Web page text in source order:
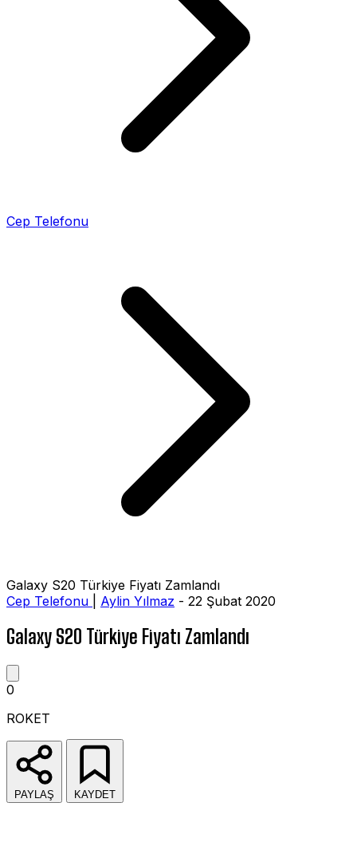
Cep Telefonu
Galaxy S20 Türkiye Fiyatı Zamlandı
Cep Telefonu
Aylin Yılmaz - 22 Şubat 2020
Galaxy S20 Türkiye Fiyatı Zamlandı
0
ROKET
PAYLAŞ KAYDET